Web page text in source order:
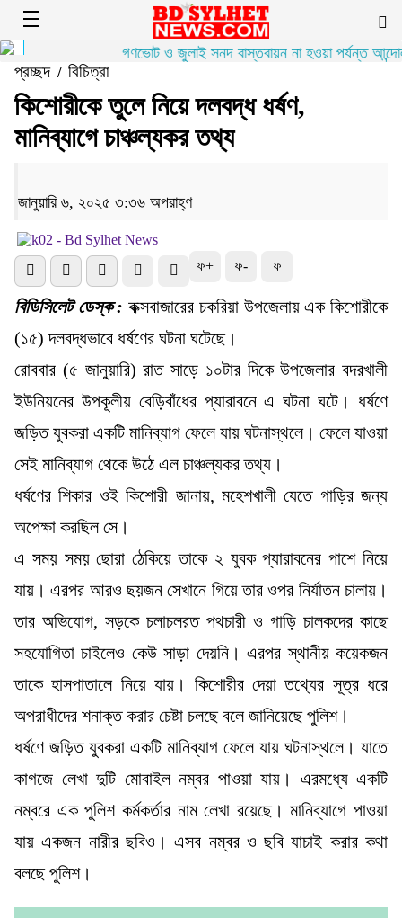
গণভোট ও জুলাই সনদ বাস্তবায়ন না হওয়া পর্যন্ত
প্রচ্ছদ/ বিচিত্রা
কিশোরীকে তুলে নিয়ে দলবদ্ধ ধর্ষণ,
মানিব্যাগে চাঞ্চল্যকর তথ্য
জানুয়ারি ৬, ২০২৫ ৩:৩৬ অপরাহ্ণ
ফ+ ফ- ফ
বিডিসিলেট ডেস্ক :কক্সবাজারের চকরিয়া উপজেলায় এক কিশোরীকে
(১৫) দলবদ্ধভাবে ধর্ষণের ঘটনা ঘটেছে।
রোববার (৫ জানুয়ারি) রাত সাড়ে ১০টার দিকে উপজেলার বদরখালী
ইউনিয়নের উপকূলীয় বেড়িবাঁধের প্যারাবনে এ ঘটনা ঘটে। ধর্ষণে
জড়িত যুবকরা একটি মানিব্যাগ ফেলে যায় ঘটনাস্থলে। ফেলে যাওয়া
সেই মানিব্যাগ থেকে উঠে এল চাঞ্চল্যকর তথ্য।
ধর্ষণের শিকার ওই কিশোরী জানায়, মহেশখালী যেতে গাড়ির জন্য
অপেক্ষা করছিল সে।
এ সময় সময় ছোরা ঠেকিয়ে তাকে ২ যুবক প্যারাবনের পাশে নিয়ে
যায়। এরপর আরও ছয়জন সেখানে গিয়ে তার ওপর নির্যাতন চালায়।
তার অভিযোগ, সড়কে চলাচলরত পথচারী ও গাড়ি চালকদের কাছে
সহযোগিতা চাইলেও কেউ সাড়া দেয়নি। এরপর স্থানীয় কয়েকজন
তাকে হাসপাতালে নিয়ে যায়। কিশোরীর দেয়া তথ্যের সূত্র ধরে
অপরাধীদের শনাক্ত করার চেষ্টা চলছে বলে জানিয়েছে পুলিশ।
ধর্ষণে জড়িত যুবকরা একটি মানিব্যাগ ফেলে যায় ঘটনাস্থলে। যাতে
কাগজে লেখা দুটি মোবাইল নম্বর পাওয়া যায়। এরমধ্যে একটি
নম্বরে এক পুলিশ কর্মকর্তার নাম লেখা রয়েছে। মানিব্যাগে পাওয়া
যায় একজন নারীর ছবিও। এসব নম্বর ও ছবি যাচাই করার কথা
বলছে পুলিশ।